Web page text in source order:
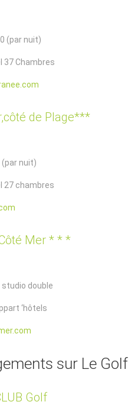
(par nuit)
37 Chambres
de Plage***
(par nuit)
27 chambres
Mer * * *
studio double
‘hôtels
sur Le Golf
Golf